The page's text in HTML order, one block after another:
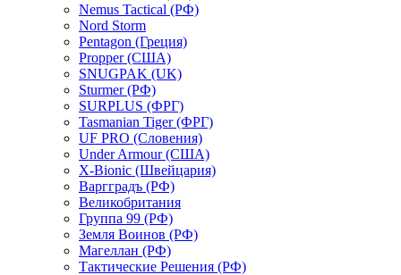
Nemus Tactical (РФ)
Nord Storm
Pentagon (Греция)
Propper (США)
SNUGPAK (UK)
Sturmer (РФ)
SURPLUS (ФРГ)
Tasmanian Tiger (ФРГ)
UF PRO (Словения)
Under Armour (США)
X-Bionic (Швейцария)
Варгградъ (РФ)
Великобритания
Группа 99 (РФ)
Земля Воинов (РФ)
Магеллан (РФ)
Тактические Решения (РФ)